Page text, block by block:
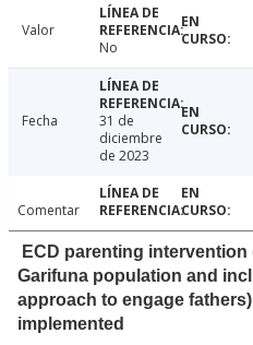
Valor
No
Fecha
31 de
diciembre
de 2023
Comentar
ECD parenting
Garifuna population and
approach to engage
implemented